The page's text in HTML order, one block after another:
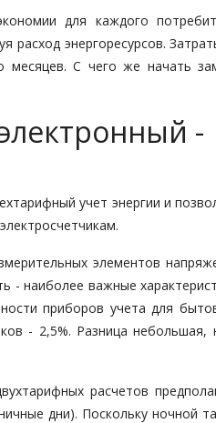
для каждого
расход энергоресурсов.
месяцев. С чего же начать
-
учет энергии и
элементов
- наиболее важные
приборов учета для
- 2,5%. Разница небольшая,
расчетов
дни). Поскольку ночной